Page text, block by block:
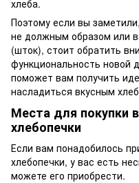
хлеба.
Поэтому если вы
не должным образом или
(шток), стоит обратить
функциональность новой
поможет вам получить
насладиться вкусным
Места для покупки
хлебопечки
Если вам понадобилось
хлебопечки, у вас есть
можете его приобрести.